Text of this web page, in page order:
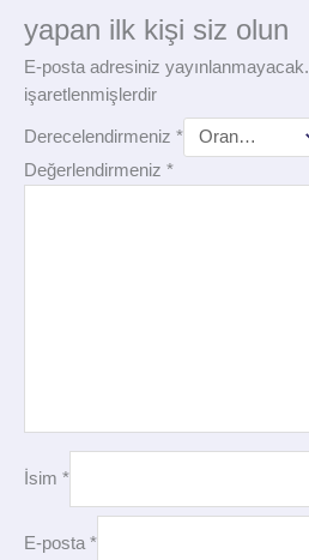
yapan ilk kişi siz olun
E-posta adresiniz yayınlanmayacak.
işaretlenmişlerdir
Derecelendirmeniz *
Değerlendirmeniz *
İsim *
E-posta *